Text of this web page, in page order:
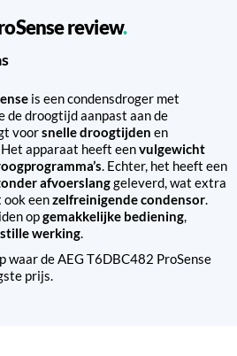
review
is een condensdroger met
de droogtijd aanpast aan de
voorsnelle droogtijden en
apparaat heeft eenvulgewicht
. Echter, het heeft een
afvoerslanggeleverd, wat extra
ook eenzelfreinigende condensor.
opgemakkelijke bediening,
stille werking.
waar de AEG T6DBC482 ProSense
prijs.